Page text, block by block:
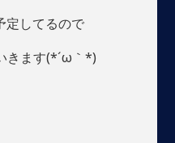
定してるので
きます(*´ω｀*)